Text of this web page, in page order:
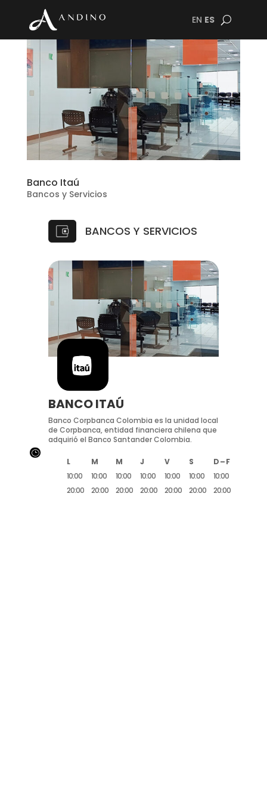
EN ES
Banco Itaú
Bancos y Servicios
BANCOS Y SERVICIOS
BANCO ITAÚ
Banco Corpbanca Colombia es la unidad local
de Corpbanca, entidad financiera chilena que
adquirió el Banco Santander Colombia.
L M M J V S
D – F
10:00
20:00
10:00
20:00
10:00
20:00
10:00
20:00
10:00
20:00
10:00
20:00
10:00
20:00
}